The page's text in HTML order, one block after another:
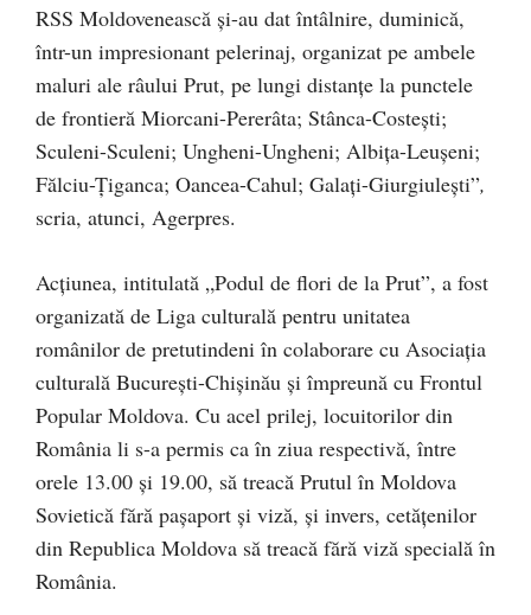
RSS Moldovenească și-au dat întâlnire, duminică,
într-un impresionant pelerinaj, organizat pe ambele
maluri ale râului Prut, pe lungi distanțe la punctele
de frontieră Miorcani-Pererâta; Stânca-Costești;
Sculeni-Sculeni; Ungheni-Ungheni; Albița-Leușeni;
Fălciu-Țiganca; Oancea-Cahul; Galați-Giurgiulești”,
scria, atunci, Agerpres.
Acţiunea, intitulată „Podul de flori de la Prut”, a fost
organizată de Liga culturală pentru unitatea
românilor de pretutindeni în colaborare cu Asociaţia
culturală Bucureşti-Chişinău şi împreună cu Frontul
Popular Moldova. Cu acel prilej, locuitorilor din
România li s-a permis ca în ziua respectivă, între
orele 13.00 şi 19.00, să treacă Prutul în Moldova
Sovietică fără paşaport şi viză, şi invers, cetăţenilor
din Republica Moldova să treacă fără viză specială în
România.